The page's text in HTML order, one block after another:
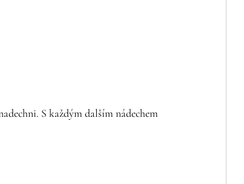
S každým dalším nádechem